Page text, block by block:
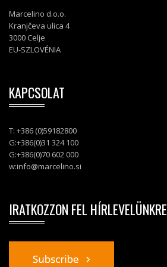
Marcelino d.o.o.
Kranjčeva ulica 4
3000 Celje
EU-SZLOVÉNIA
KAPCSOLAT
T: +386 (0)59182800
G:+386(0)31 324 100
G:+386(0)70 602 000
w:info@marcelino.si
IRATKOZZON FEL HÍRLEVELÜNKRE